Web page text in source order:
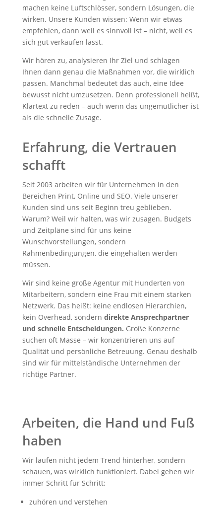
machen keine Luftschlösser, sondern Lösungen, die
wirken. Unsere Kunden wissen: Wenn wir etwas
empfehlen, dann weil es sinnvoll ist – nicht, weil es
sich gut verkaufen lässt.
Wir hören zu, analysieren Ihr Ziel und schlagen
Ihnen dann genau die Maßnahmen vor, die wirklich
passen. Manchmal bedeutet das auch, eine Idee
bewusst nicht umzusetzen. Denn professionell heißt,
Klartext zu reden – auch wenn das ungemütlicher ist
als die schnelle Zusage.
Erfahrung, die Vertrauen
schafft
Seit 2003 arbeiten wir für Unternehmen in den
Bereichen Print, Online und SEO. Viele unserer
Kunden sind uns seit Beginn treu geblieben.
Warum? Weil wir halten, was wir zusagen. Budgets
und Zeitpläne sind für uns keine
Wunschvorstellungen, sondern
Rahmenbedingungen, die eingehalten werden
müssen.
Wir sind keine große Agentur mit Hunderten von
Mitarbeitern, sondern eine Frau mit einem starken
Netzwerk. Das heißt: keine endlosen Hierarchien,
kein Overhead, sondern direkte Ansprechpartner
und schnelle Entscheidungen. Große Konzerne
suchen oft Masse – wir konzentrieren uns auf
Qualität und persönliche Betreuung. Genau deshalb
sind wir für mittelständische Unternehmen der
richtige Partner.
Arbeiten, die Hand und Fuß
haben
Wir laufen nicht jedem Trend hinterher, sondern
schauen, was wirklich funktioniert. Dabei gehen wir
immer Schritt für Schritt:
zuhören und verstehen